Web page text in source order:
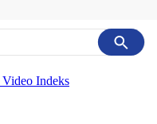
Cancel
Video Indeks